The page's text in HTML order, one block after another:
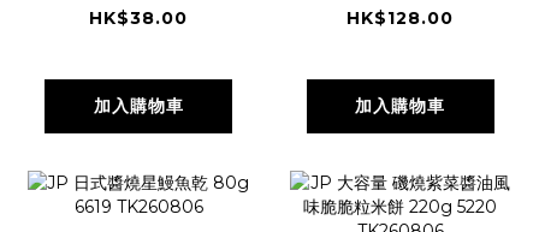
絲 40g 3399
HK$38.00
加入購物車
33粒 9693
HK$128.00
加入購物車